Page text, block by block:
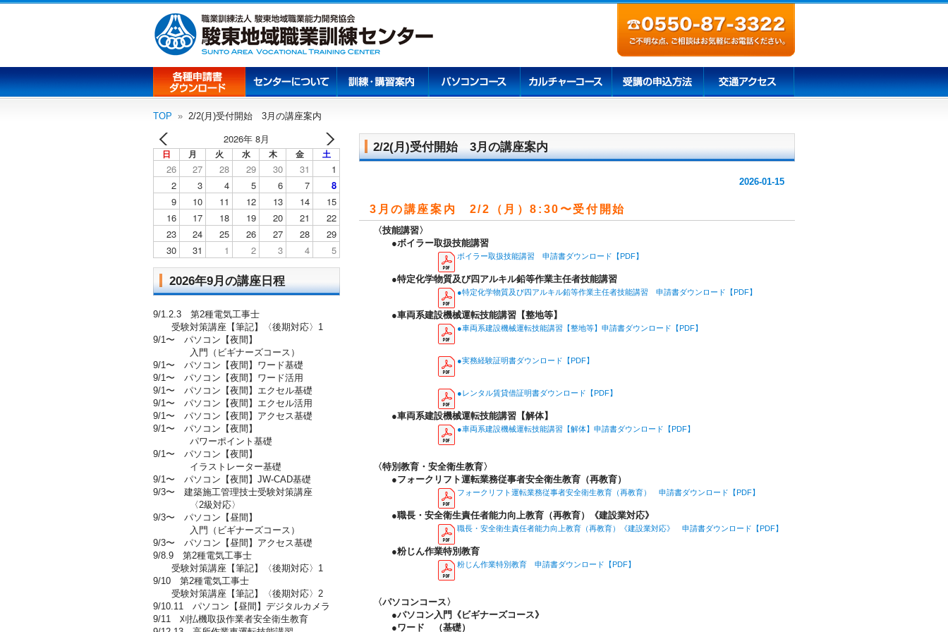
TOP 2/2(月)受付開始 3月の講座案内
2/2(月)受付開始 3月の講座案内
2026-01-15
3月の講座案内 2/2（月）8:30〜受付開始
〈技能講習〉
●ボイラー取扱技能講習
ボイラー取扱技能講習 申請書ダウンロード【PDF】
●特定化学物質及び四アルキル鉛等作業主任者技能講習
●特定化学物質及び四アルキル鉛等作業主任者技能講習 申請書ダウンロード【PDF】
●車両系建設機械運転技能講習【整地等】
●車両系建設機械運転技能講習【整地等】申請書ダウンロード【PDF】
●実務経験証明書ダウンロード【PDF】
●レンタル賃貸借証明書ダウンロード【PDF】
●車両系建設機械運転技能講習【解体】
●車両系建設機械運転技能講習【解体】申請書ダウンロード【PDF】
〈特別教育・安全衛生教育〉
●フォークリフト運転業務従事者安全衛生教育（再教育）
フォークリフト運転業務従事者安全衛生教育（再教育） 申請書ダウンロード【PDF】
●職長・安全衛生責任者能力向上教育（再教育）《建設業対応》
職長・安全衛生責任者能力向上教育（再教育）《建設業対応》 申請書ダウンロード【PDF】
●粉じん作業特別教育
粉じん作業特別教育 申請書ダウンロード【PDF】
〈パソコンコース〉
●パソコン入門《ビギナーズコース》
●ワード （基礎）
2026年 8月
日 月 火 水 木 金 土
26 27 28 29 30 31
1
2
3 4 5 6 7
8
9
10 11 12 13 14
15
16
17 18 19 20 21
22
23
24 25 26 27 28
29
30
31 1 2 3 4 5
2026年9月の講座日程
9/1.2.3 第2種電気工事士
受験対策講座【筆記】〈後期対応〉1
9/1〜 パソコン【夜間】
入門（ビギナーズコース）
9/1〜 パソコン【夜間】ワード基礎
9/1〜 パソコン【夜間】ワード活用
9/1〜 パソコン【夜間】エクセル基礎
9/1〜 パソコン【夜間】エクセル活用
9/1〜 パソコン【夜間】アクセス基礎
9/1〜 パソコン【夜間】
パワーポイント基礎
9/1〜 パソコン【夜間】
イラストレーター基礎
9/1〜 パソコン【夜間】JW-CAD基礎
9/3〜 建築施工管理技士受験対策講座
〈2級対応〉
9/3〜 パソコン【昼間】
入門（ビギナーズコース）
9/3〜 パソコン【昼間】アクセス基礎
9/8.9 第2種電気工事士
受験対策講座【筆記】〈後期対応〉1
9/10 第2種電気工事士
受験対策講座【筆記】〈後期対応〉2
9/10.11 パソコン【昼間】デジタルカメラ
9/11 刈払機取扱作業者安全衛生教育